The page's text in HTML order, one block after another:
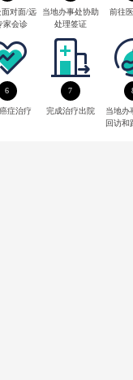
面对面/远
家会诊
当地办事处协助
处理签证
前往
6
症治疗
7
完成治疗出院
当地办
回访和